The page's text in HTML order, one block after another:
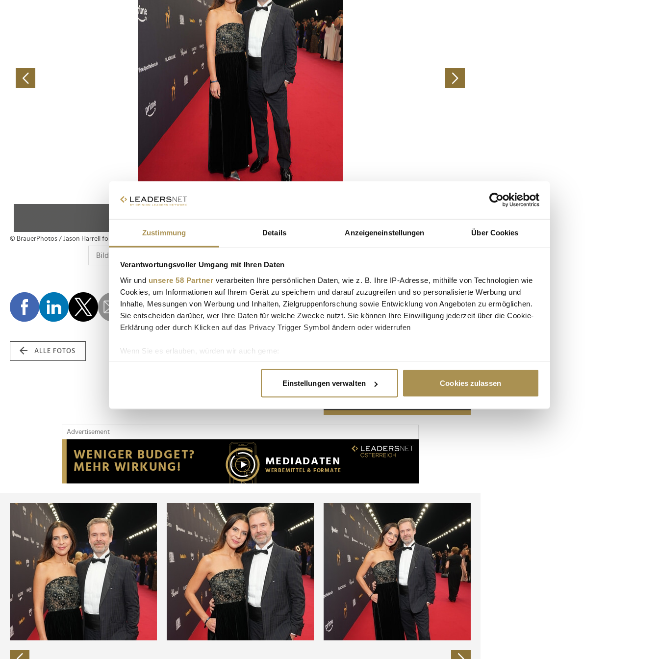
Zustimmung Details Anzeigeneinstellungen Über Cookies
Verantwortungsvoller Umgang mit Ihren Daten
Wir und unsere 58 Partner verarbeiten Ihre persönlichen Daten, wie z. B. Ihre IP-Adresse, mithilfe von Technologien wie
Cookies, um Informationen auf Ihrem Gerät zu speichern und darauf zuzugreifen und so personalisierte Werbung und
Inhalte, Messungen von Werbung und Inhalten, Zielgruppenforschung sowie Entwicklung von Angeboten zu ermöglichen.
Sie entscheiden darüber, wer Ihre Daten für welche Zwecke nutzt. Sie können Ihre Einwilligung jederzeit über die Cookie-
Erklärung oder durch Klicken auf das Privacy Trigger Symbol ändern oder widerrufen
Wenn Sie es erlauben, würden wir auch gerne:
Erfahren Sie mehr darüber, wie Ihre persönlichen Daten verarbeitet werden, und legen Sie Ihre Präferenzen im
Wir verwenden Cookies, um Inhalte und Anzeigen zu personalisieren, Funktionen für soziale Medien anbieten zu können
Website an unsere Partner für soziale Medien, Werbung und Analysen weiter. Unsere Partner führen diese Informationen
möglicherweise mit weiteren Daten zusammen, die Sie ihnen bereitgestellt haben oder die sie im Rahmen Ihrer Nutzung
der Dienste gesammelt haben.
Einstellungen verwalten Cookies zulassen
© BrauerPhotos / Jason Harrell for Hubert Burda Media
ALLE FOTOS
Advertisement
Advertisement